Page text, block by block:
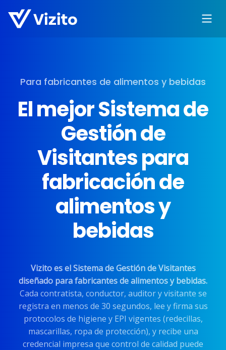
Para fabricantes de alimentos y bebidas
El mejor Sistema de
Gestión de
Visitantes para
fabricación de
alimentos y
bebidas
Vizito es el Sistema de Gestión de Visitantes
diseñado para fabricantes de alimentos y bebidas.
Cada contratista, conductor, auditor y visitante se
registra en menos de 30 segundos, lee y firma sus
protocolos de higiene y EPI vigentes (redecillas,
mascarillas, ropa de protección), y recibe una
credencial impresa que control de calidad puede